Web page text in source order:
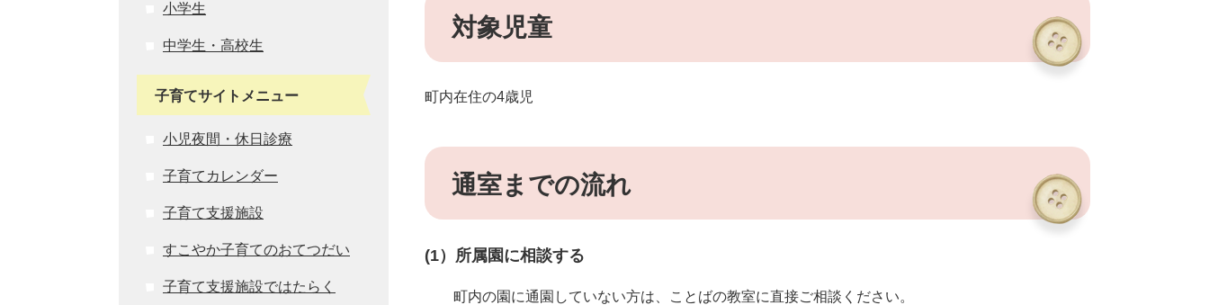
対象児童
町内在住の4歳児
通室までの流れ
(1）所属園に相談する
町内の園に通園していない方は、ことばの教室に直接ご相談ください。
小学生
中学生・高校生
子育てサイトメニュー
小児夜間・休日診療
子育てカレンダー
子育て支援施設
すこやか子育てのおてつだい
子育て支援施設ではたらく